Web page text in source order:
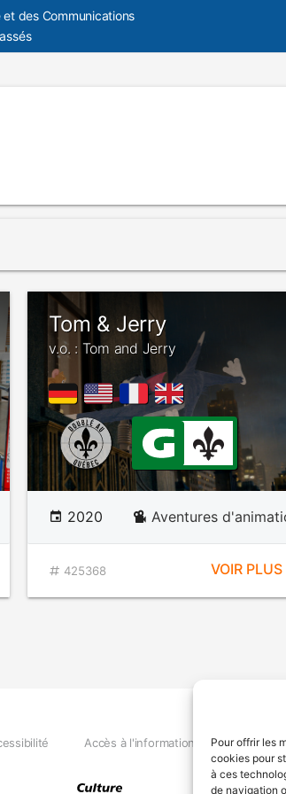
Pour offrir les
cookies pour
à ces
de navigation
des Communications
Tom & Jerry
v.o. : Tom and Jerry
2020 Aventures
425368 VOIR PLUS
Accès à l'information